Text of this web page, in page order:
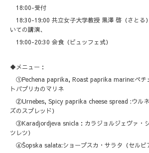
18:00-受付
18:30-19:00 共立女子大学教授 黒澤 啓（さとる
いての講演、
19:00-20:30 会食（ビュッフェ式）
◆メニュー：
①Pechena paprika, Roast paprika marine:ペチ
トパプリカのマリネ
②Urnebes, Spicy paprika cheese spread :ウル
ズのスプレッド）
③Karadjordjeva snicla：カラジョルジェヴァ・
ツレツ）
④Šopska salata:ショープスカ・サラタ（セルビ